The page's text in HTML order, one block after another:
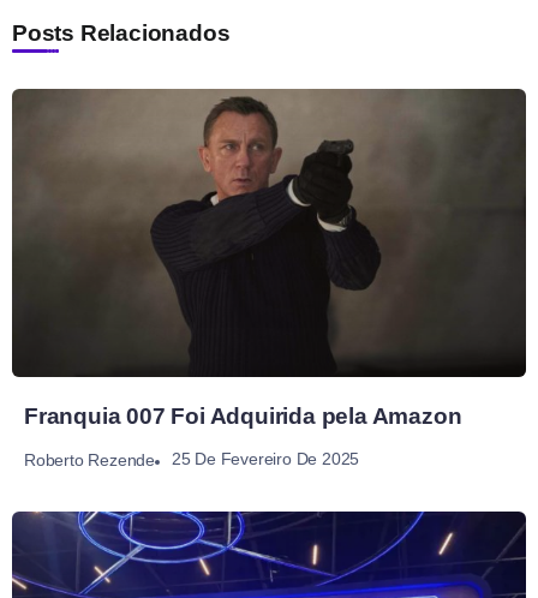
Posts Relacionados
Franquia 007 Foi Adquirida pela Amazon
Roberto Rezende 25 De Fevereiro De 2025